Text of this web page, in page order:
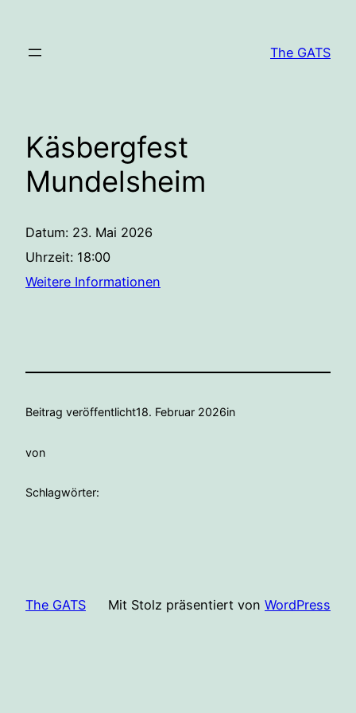
springen
The GATS
Käsbergfest
Mundelsheim
Datum: 23. Mai 2026
Uhrzeit: 18:00
Weitere Informationen
Beitrag veröffentlicht18. Februar 2026in
von
Schlagwörter:
The GATS Mit Stolz präsentiert von WordPress